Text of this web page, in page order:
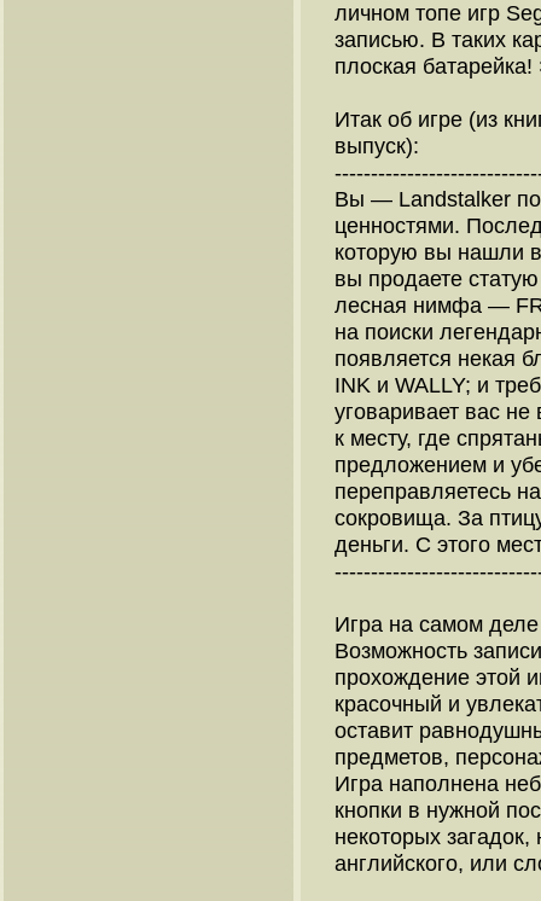
личном топе игр
записью. В таких
плоская
Итак об игре (из
выпуск):
Вы — Landstalker
ценностями.
которую вы нашли
вы продаете
лесная нимфа —
на поиски
появляется некая
INK и WALLY; и
уговаривает вас
к месту, где
предложением и
переправляетесь
сокровища. За
деньги. С этого
Игра на самом деле
Возможность
прохождение этой
красочный и
оставит
предметов,
Игра наполнена
кнопки в нужной
некоторых
английского, или